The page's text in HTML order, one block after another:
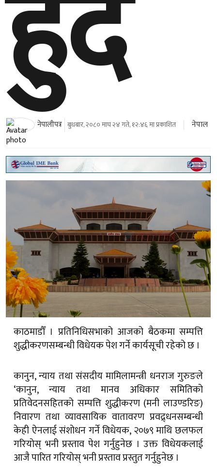
नेपालीपत्र बुधबार, २०८० माघ २४ गते, १२:४६ मा प्रकाशित नेपाल
काठमाडौँ । प्रतिनिधिसभाको आजको बैठकमा सम्पत्ति
शुद्धीकरणसम्बन्धी विधेयक पेश गर्ने कार्यसूची रहेको छ ।
कानुन, न्याय तथा संसदीय मामिलामन्त्री धनराज गुरुङले
‘कानुन, न्याय तथा मानव अधिकार समितिको
प्रतिवेदनसहितको सम्पत्ति शुद्धीकरण (मनी लाउण्डरिङ)
निवारण तथा व्यावसायिक वातावरण प्रवद्र्धनसम्बन्धी
केही ऐनलाई संशोधन गर्ने विधेयक, २०७९ माथि छलफल
गरियोस् भनी प्रस्ताव पेश गर्नुहुनेछ । उक्त विधेयकलाई
आजै पारित गरियोस् भनी प्रस्ताव प्रस्तुत गर्नुहुनेछ ।